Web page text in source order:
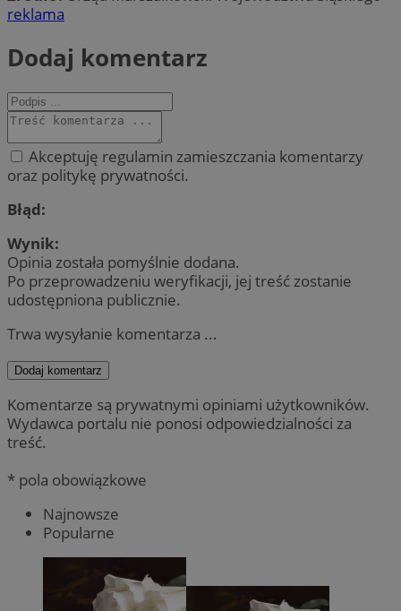
reklama
Dodaj komentarz
Akceptuję regulamin zamieszczania komentarzy
oraz politykę prywatności.
Błąd:
Wynik:
Opinia została pomyślnie dodana.
Po przeprowadzeniu weryfikacji, jej treść zostanie
udostępniona publicznie.
Trwa wysyłanie komentarza ...
Dodaj komentarz
Komentarze są prywatnymi opiniami użytkowników.
Wydawca portalu nie ponosi odpowiedzialności za
treść.
* pola obowiązkowe
Najnowsze
Popularne